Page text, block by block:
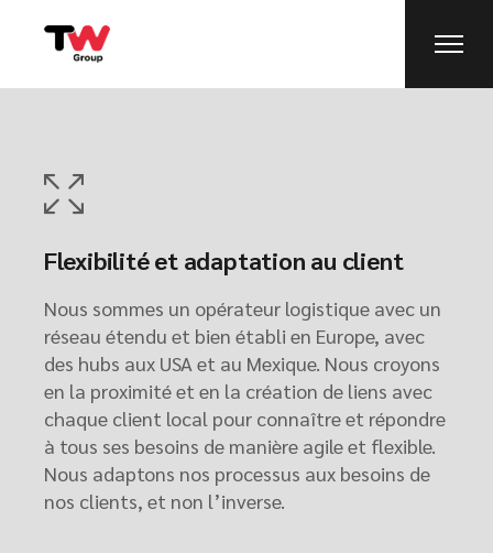
Flexibilité et adaptation au client
Nous sommes un opérateur logistique avec un
réseau étendu et bien établi en Europe, avec
des hubs aux USA et au Mexique. Nous croyons
en la proximité et en la création de liens avec
chaque client local pour connaître et répondre
à tous ses besoins de manière agile et flexible.
Nous adaptons nos processus aux besoins de
nos clients, et non l’inverse.